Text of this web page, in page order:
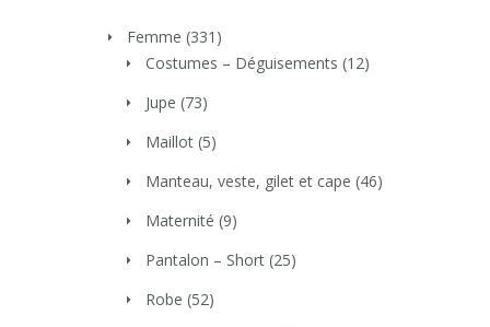
Femme (331)
Costumes – Déguisements (12)
Jupe (73)
Maillot (5)
Manteau, veste, gilet et cape (46)
Maternité (9)
Pantalon – Short (25)
Robe (52)